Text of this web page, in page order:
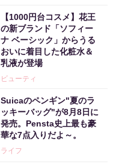
【1000円台コスメ】花王
の新ブランド「ソフィー
ナ ベーシック」からうる
おいに着目した化粧水＆
乳液が登場
ビューティ
Suicaのペンギン"夏のラ
ッキーバッグ"が8月8日に
発売。Pensta史上最も豪
華な7点入りだよ～。
ライフ